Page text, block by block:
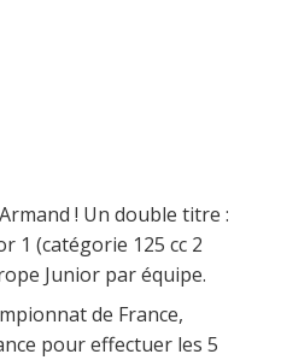
! Un double titre :
1 (catégorie 125 cc 2
Junior par équipe.
de France,
pour effectuer les 5